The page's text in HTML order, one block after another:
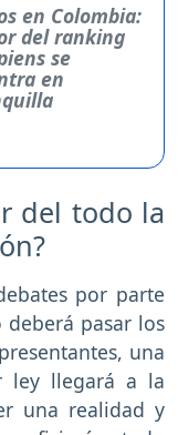
en Colombia:
del ranking
se
en
del todo la
por parte
pasar los
una
ley llegará a la
una realidad y